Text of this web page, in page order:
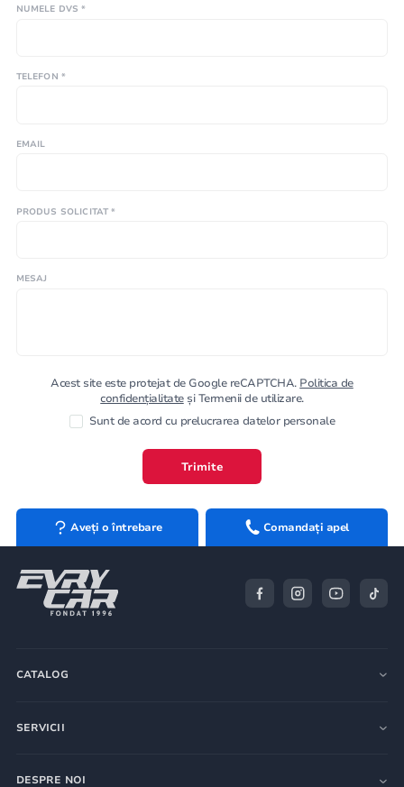
NUMELE DVS *
TELEFON *
EMAIL
PRODUS SOLICITAT *
MESAJ
Acest site este protejat de Google reCAPTCHA. Politica de
confidențialitateși Termenii de utilizare.
Sunt de acord cu prelucrarea datelor personale
Trimite
Aveți o întrebare Comandați apel
CATALOG
SERVICII
DESPRE NOI